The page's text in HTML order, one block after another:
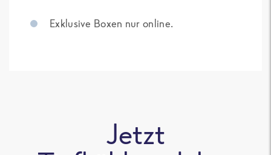
Exklusive Boxen nur online.
Jetzt